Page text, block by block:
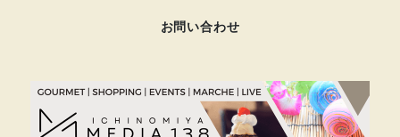
お問い合わせ